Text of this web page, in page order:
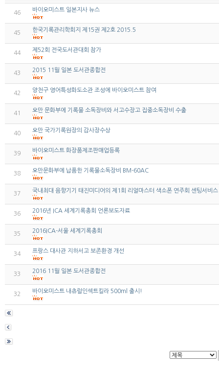
46 바이오미스트 일본지사 뉴스
45 한국기록관리학회지 제15권 제2호 2015.5
44 제52회 전국도서관대회 참가
43 2015 11월 일본 도서관종합전
42 양천구 영어특성화도소관 조성에 바이오미스트 참여
41 오만 문화부에 기록물 소독장비와 서고수장고 집중소독장비 수출
40 오만 국가기록원장의 감사장수상
39 바이오미스트 화장품제조판매업등록
38 오만문화부에 납품한 기록물소독장비 BM-60AC
37 국내최대 음향기기 태진미디어의 제1회 리얼마스터 색소폰 연주회 센팅서비스
36 2016년 ICA 세계기록총회 언론보도자료
35 2016ICA-서울 세계기록총회
34 프랑스 대사관 지하서고 보존환경 개선
33 2016 11월 일본 도서관종합전
32 바이오미스트 내츄럴인섹트킬라 500ml 출시!